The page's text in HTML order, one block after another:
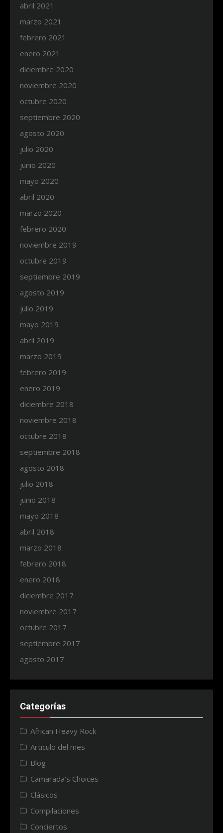
abril 2021
marzo 2021
febrero 2021
enero 2021
diciembre 2020
noviembre 2020
octubre 2020
septiembre 2020
agosto 2020
julio 2020
junio 2020
mayo 2020
abril 2020
marzo 2020
febrero 2020
noviembre 2019
octubre 2019
septiembre 2019
agosto 2019
julio 2019
mayo 2019
abril 2019
marzo 2019
febrero 2019
enero 2019
diciembre 2018
noviembre 2018
octubre 2018
septiembre 2018
agosto 2018
julio 2018
junio 2018
mayo 2018
abril 2018
marzo 2018
febrero 2018
enero 2018
diciembre 2017
noviembre 2017
octubre 2017
septiembre 2017
agosto 2017
Categorías
African Heavy Rock
Articulo del mes
Blog
Camarada's Choices
Clásicos
Compilaciones
Conciertos